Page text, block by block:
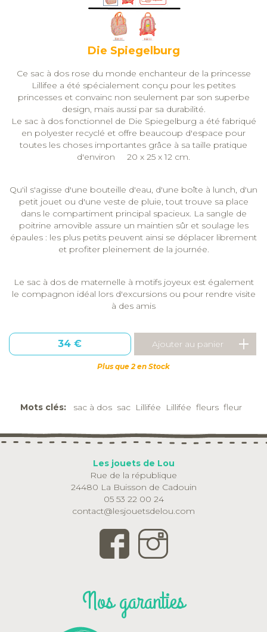
Die Spiegelburg
Ce sac à dos rose du monde enchanteur de la princesse
Lillifee a été spécialement conçu pour les petites
princesses et convainc non seulement par son superbe
design, mais aussi par sa durabilité.
Le sac à dos fonctionnel de Die Spiegelburg a été fabriqué
en polyester recyclé et offre beaucoup d'espace pour
toutes les choses importantes grâce à sa taille pratique
d'environ 20 x 25 x 12 cm.
Qu'il s'agisse d'une bouteille d'eau, d'une boîte à lunch, d'un
petit jouet ou d'une veste de pluie, tout trouve sa place
dans le compartiment principal spacieux. La sangle de
poitrine amovible assure un maintien sûr et soulage les
épaules : les plus petits peuvent ainsi se déplacer librement
et profiter pleinement de la journée.
Le sac à dos de maternelle à motifs joyeux est également
le compagnon idéal lors d'excursions ou pour rendre visite
à des amis
34 €
Plus que 2 en Stock
Mots clés: sac à dos sac Lillifée Lillifée fleurs fleur
Les jouets de Lou
Rue de la république
24480 La Buisson de Cadouin
05 53 22 00 24
contact@lesjouetsdelou.com
Nos garanties